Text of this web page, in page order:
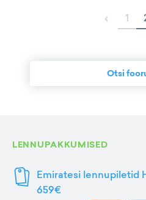
‹ 1
Otsi
LENNUPAKKUMISED
Emiratesi lennupiletid
659€